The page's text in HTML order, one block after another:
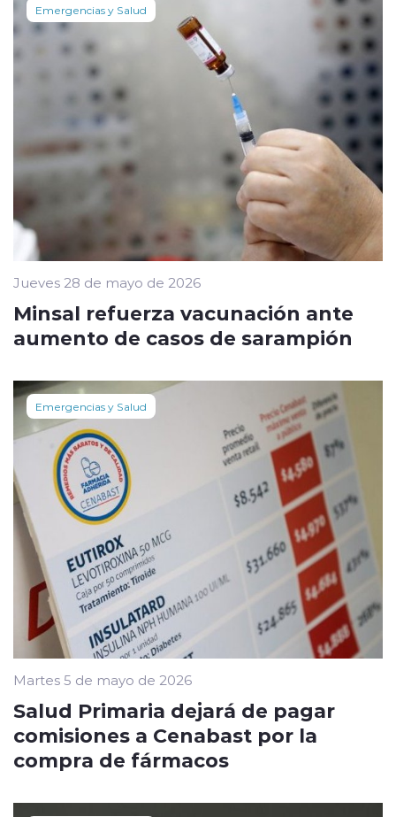
Emergencias y Salud
Jueves 28 de mayo de 2026
Minsal refuerza vacunación ante
aumento de casos de sarampión
Emergencias y Salud
Martes 5 de mayo de 2026
Salud Primaria dejará de pagar
comisiones a Cenabast por la
compra de fármacos